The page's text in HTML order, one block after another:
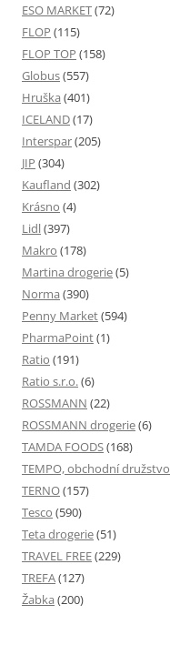
ESO MARKET(72)
FLOP (115)
FLOP TOP (158)
Globus(557)
Hruška (401)
ICELAND(17)
Interspar(205)
JIP (304)
Kaufland (302)
Krásno (4)
Lidl(397)
Makro (178)
Martina drogerie(5)
Norma (390)
Penny Market(594)
PharmaPoint(1)
Ratio (191)
Ratio s.r.o.(6)
ROSSMANN (22)
ROSSMANN drogerie(6)
TAMDA FOODS(168)
TEMPO, obchodní družstvo
TERNO(157)
Tesco (590)
Teta drogerie(51)
TRAVEL FREE(229)
TREFA(127)
Žabka (200)